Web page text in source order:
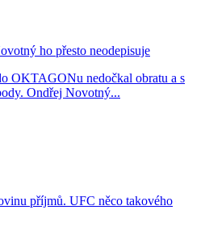
ho přesto neodepisuje
OKTAGONu nedočkal obratu a s
Ondřej Novotný...
příjmů. UFC něco takového